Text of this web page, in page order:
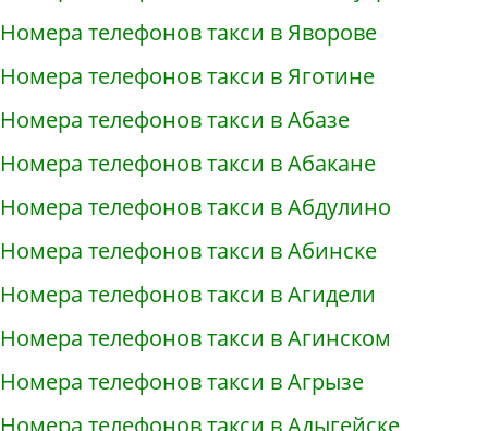
Номера телефонов такси в Яворове
Номера телефонов такси в Яготине
Номера телефонов такси в Абазе
Номера телефонов такси в Абакане
Номера телефонов такси в Абдулино
Номера телефонов такси в Абинске
Номера телефонов такси в Агидели
Номера телефонов такси в Агинском
Номера телефонов такси в Агрызе
Номера телефонов такси в Адыгейске